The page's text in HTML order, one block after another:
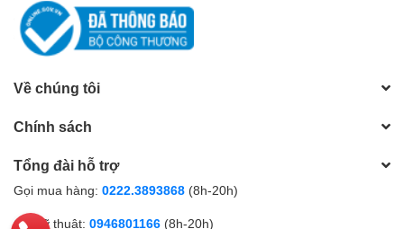
Về chúng tôi
Chính sách
Tổng đài hỗ trợ
Gọi mua hàng: 0222.3893868 (8h-20h)
Gọi kỹ thuật: 0946801166 (8h-20h)